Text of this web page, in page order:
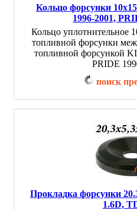
Кольцо форсунки
1996-2001,
Кольцо уплотнительное
топливной форсунки
топливной форсункой
PRIDE
поиск
Прокладка форсунки
1.6D,